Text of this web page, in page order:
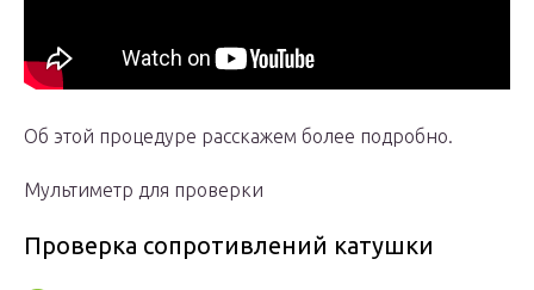
Об этой процедуре расскажем более подробно.
Мультиметр для проверки
Проверка сопротивлений катушки